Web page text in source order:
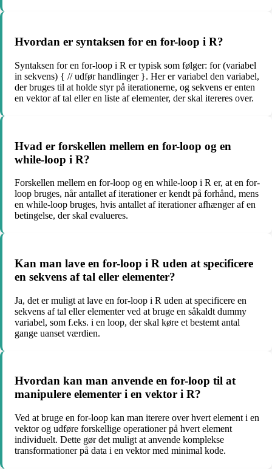
Hvordan er syntaksen for en for-loop i R?
Syntaksen for en for-loop i R er typisk som følger: for (variabel
in sekvens) { // udfør handlinger }. Her er variabel den variabel,
der bruges til at holde styr på iterationerne, og sekvens er enten
en vektor af tal eller en liste af elementer, der skal itereres over.
Hvad er forskellen mellem en for-loop og en
while-loop i R?
Forskellen mellem en for-loop og en while-loop i R er, at en for-
loop bruges, når antallet af iterationer er kendt på forhånd, mens
en while-loop bruges, hvis antallet af iterationer afhænger af en
betingelse, der skal evalueres.
Kan man lave en for-loop i R uden at specificere
en sekvens af tal eller elementer?
Ja, det er muligt at lave en for-loop i R uden at specificere en
sekvens af tal eller elementer ved at bruge en såkaldt dummy
variabel, som f.eks. i en loop, der skal køre et bestemt antal
gange uanset værdien.
Hvordan kan man anvende en for-loop til at
manipulere elementer i en vektor i R?
Ved at bruge en for-loop kan man iterere over hvert element i en
vektor og udføre forskellige operationer på hvert element
individuelt. Dette gør det muligt at anvende komplekse
transformationer på data i en vektor med minimal kode.